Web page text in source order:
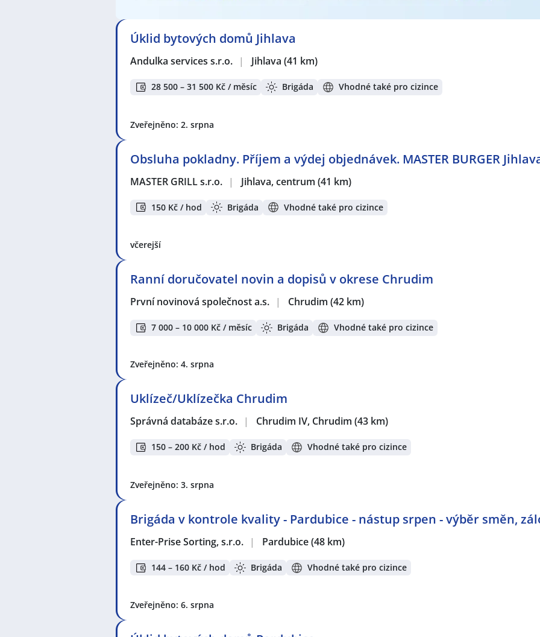
Úklid bytových domů Jihlava
Andulka services s.r.o. | Jihlava (41 km)
28 500 – 31 500 Kč / měsíc Brigáda Vhodné také pro cizince
Zveřejněno: 2. srpna
Obsluha pokladny. Příjem a výdej objednávek. MASTER BURGER
MASTER GRILL s.r.o. | Jihlava, centrum (41 km)
150 Kč / hod Brigáda Vhodné také pro cizince
včerejší
Ranní doručovatel novin a dopisů v okrese Chrudim
První novinová společnost a.s. | Chrudim (42 km)
7 000 – 10 000 Kč / měsíc Brigáda Vhodné také pro cizince
Zveřejněno: 4. srpna
Uklízeč/Uklízečka Chrudim
Správná databáze s.r.o. | Chrudim IV, Chrudim (43 km)
150 – 200 Kč / hod Brigáda Vhodné také pro cizince
Zveřejněno: 3. srpna
Brigáda v kontrole kvality - Pardubice - nástup srpen - výběr směn,
Enter-Prise Sorting, s.r.o. | Pardubice(48 km)
144 – 160 Kč / hod Brigáda Vhodné také pro cizince
Zveřejněno: 6. srpna